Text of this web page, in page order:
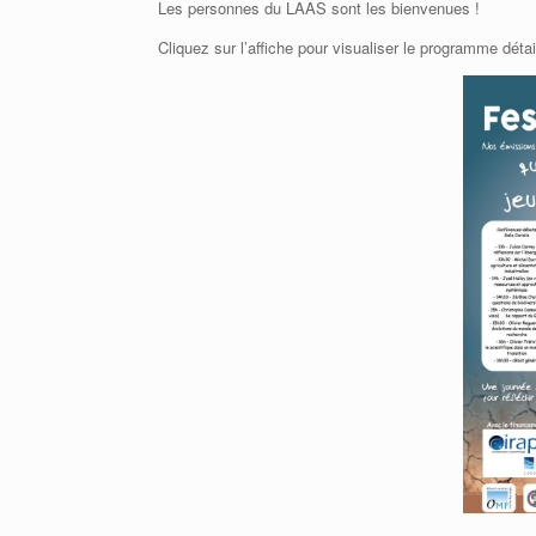
Les personnes du LAAS sont les bienvenues !
Cliquez sur l’affiche pour visualiser le programme